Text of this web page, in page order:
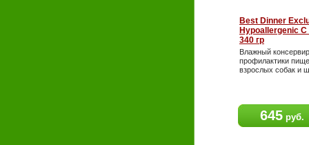
Best Dinner
Hypoallergenic С
340 гр
Влажный
профилактики
взрослых собак и
645 руб.